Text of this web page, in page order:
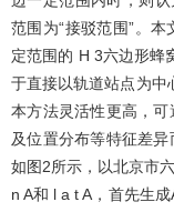
范围为“接驳范围”。
定范围的 H 3六边形蜂
于直接以轨道站点为中
本方法灵活性更高，
及位置分布等特征差异
如图2所示，以北京市
n A和 l a t A ，首先生